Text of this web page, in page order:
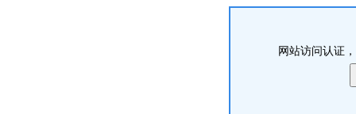
网站访问认证